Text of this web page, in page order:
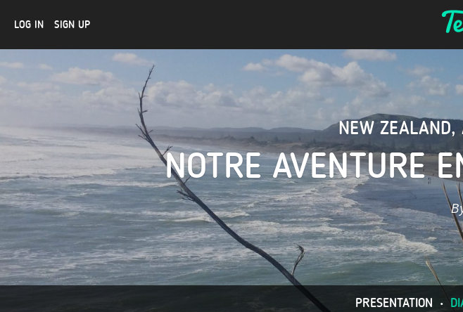
LOG IN SIGN UP
NEW ZEALAND,
NOTRE AVENTURE
PRESENTATION •